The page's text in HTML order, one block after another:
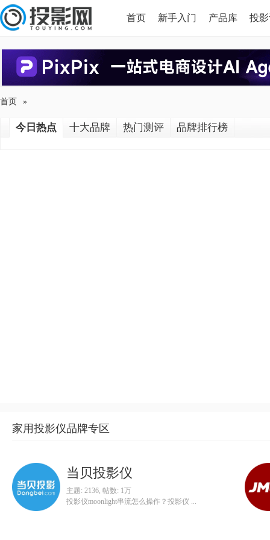
首页 新手入门 产品库 投
HDMI版本对比
首页 »
今日热点 十大品牌 热门测评 品牌排行榜
家用投影仪品牌专区
当贝投影仪
主题: 2136, 帖数: 1万
投影仪moonlight串流怎么操作？投影仪 ...